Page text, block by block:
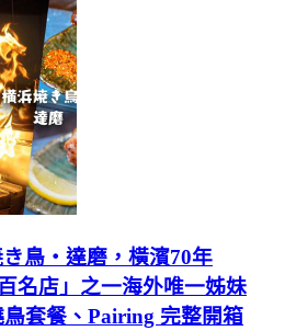
き鳥‧達磨，橫濱70年
名店」之一海外唯一姊妹
套餐、Pairing 完整開箱